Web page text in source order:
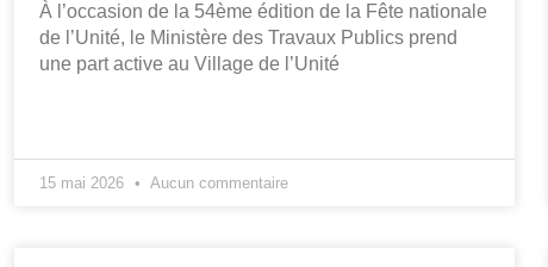
À l’occasion de la 54ème édition de la Fête nationale
de l’Unité, le Ministère des Travaux Publics prend
une part active au Village de l’Unité
15 mai 2026 Aucun commentaire